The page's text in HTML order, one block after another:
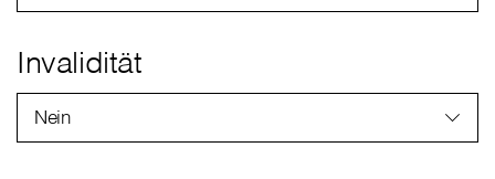
Invalidität
Nein